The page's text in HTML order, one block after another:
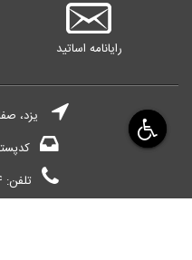
رایانامه اساتید
یزد،
کدپستی :
تلفن: 31234444 - ۰۳۵
© تمامی حقوق این